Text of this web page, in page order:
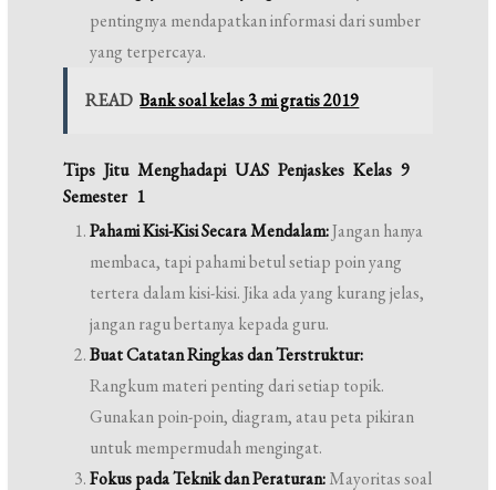
pentingnya mendapatkan informasi dari sumber
yang terpercaya.
READ Bank soal kelas 3 mi gratis 2019
Tips Jitu Menghadapi UAS Penjaskes Kelas 9
Semester 1
Pahami Kisi-Kisi Secara Mendalam:Jangan hanya
membaca, tapi pahami betul setiap poin yang
tertera dalam kisi-kisi. Jika ada yang kurang jelas,
jangan ragu bertanya kepada guru.
Buat Catatan Ringkas dan Terstruktur:
Rangkum materi penting dari setiap topik.
Gunakan poin-poin, diagram, atau peta pikiran
untuk mempermudah mengingat.
Fokus pada Teknik dan Peraturan:Mayoritas soal